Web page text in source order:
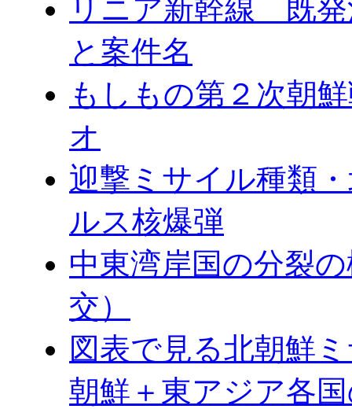
リニア新幹線 既発
と案件名
もしもの第２次朝
オ
迎撃ミサイル種類
ルス核爆弾
中東湾岸国の分裂
交）
図表で見る北朝鮮
朝鮮＋東アジア各